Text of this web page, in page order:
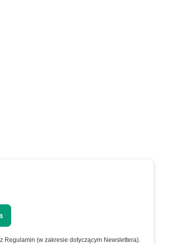
Regulamin (w zakresie dotyczącym Newslettera).